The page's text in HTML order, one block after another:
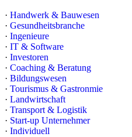
· Handwerk & Bauwesen
· Gesundheitsbranche
· Ingenieure
· IT & Software
· Investoren
· Coaching & Beratung
· Bildungswesen
· Tourismus & Gastronmie
· Landwirtschaft
· Transport & Logistik
· Start-up Unternehmer
· Individuell